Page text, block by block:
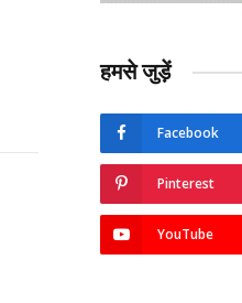
हमसे जुड़ें
Facebook
Pinterest
YouTube